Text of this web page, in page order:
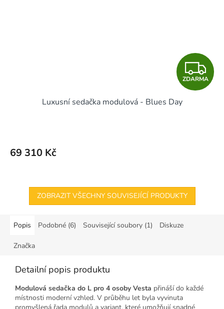
Z
D
ZDARMA
Luxusní sedačka modulová - Blues Day
69 310 Kč
ZOBRAZIT VŠECHNY SOUVISEJÍCÍ PRODUKTY
Popis Podobné (6) Související soubory (1) Diskuze
Značka
Detailní popis produktu
Modulová sedačka do L pro 4 osoby Vesta přináší do každé
místnosti moderní vzhled. V průběhu let byla vyvinuta